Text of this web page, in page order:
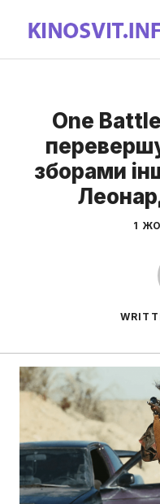
вмісту
One
зборами
1